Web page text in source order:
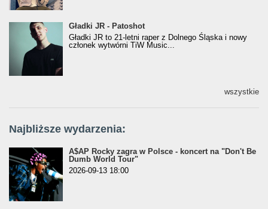
Gładki JR - Patoshot
Gładki JR - Patoshot
Gładki JR to 21-letni raper z Dolnego Śląska i nowy
członek wytwórni TiW Music...
wszystkie
Najbliższe wydarzenia:
A$AP Rocky zagra w Polsce - koncert na "Don't Be
Dumb World Tour"
2026-09-13 18:00